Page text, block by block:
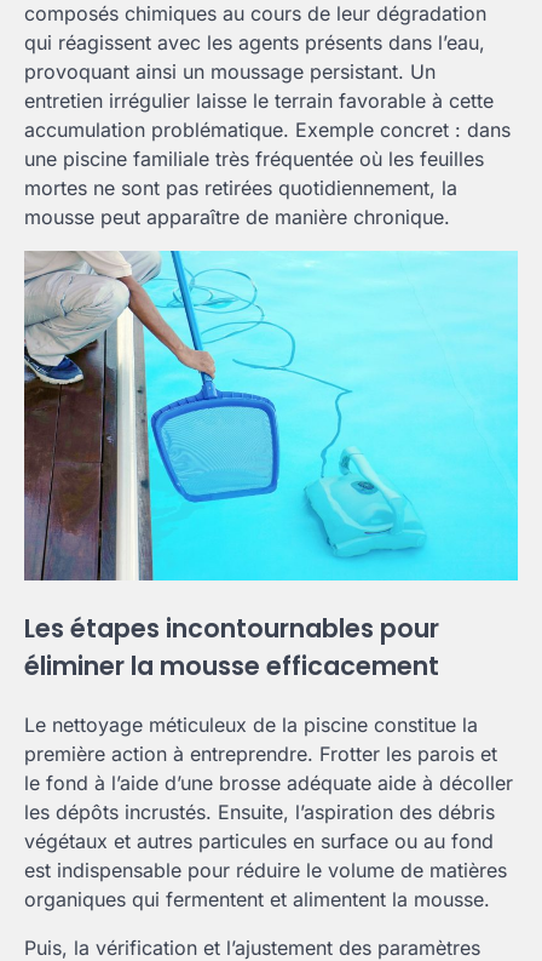
composés chimiques au cours de leur dégradation
qui réagissent avec les agents présents dans l’eau,
provoquant ainsi un moussage persistant. Un
entretien irrégulier laisse le terrain favorable à cette
accumulation problématique. Exemple concret : dans
une piscine familiale très fréquentée où les feuilles
mortes ne sont pas retirées quotidiennement, la
mousse peut apparaître de manière chronique.
Les étapes incontournables pour
éliminer la mousse efficacement
Le nettoyage méticuleux de la piscine constitue la
première action à entreprendre. Frotter les parois et
le fond à l’aide d’une brosse adéquate aide à décoller
les dépôts incrustés. Ensuite, l’aspiration des débris
végétaux et autres particules en surface ou au fond
est indispensable pour réduire le volume de matières
organiques qui fermentent et alimentent la mousse.
Puis, la vérification et l’ajustement des paramètres